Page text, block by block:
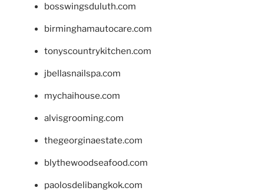
bosswingsduluth.com
birminghamautocare.com
tonyscountrykitchen.com
jbellasnailspa.com
mychaihouse.com
alvisgrooming.com
thegeorginaestate.com
blythewoodseafood.com
paolosdelibangkok.com